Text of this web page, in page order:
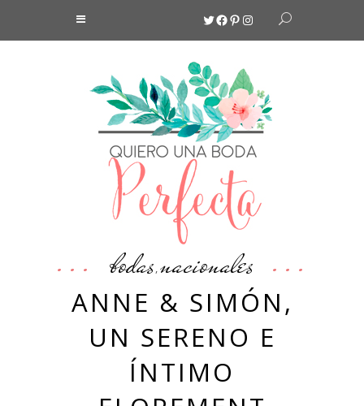
Twitter
Facebook
Pinterest
Instagram
bodas,nacionales
ANNE & SIMÓN,
UN SERENO E
ÍNTIMO